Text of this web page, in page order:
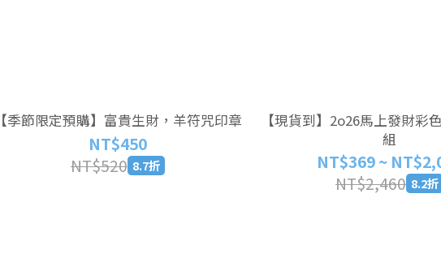
【季節限定預購】富貴生財，羊符咒印章
NT$450
NT$520 8.7折
【現貨到】2o26馬上發財彩
組
NT$369 ~
NT$2,460 8.2折